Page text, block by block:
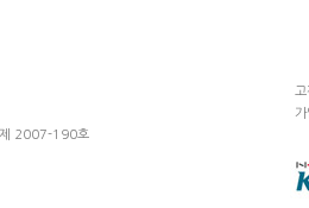
제 2007-190호
고